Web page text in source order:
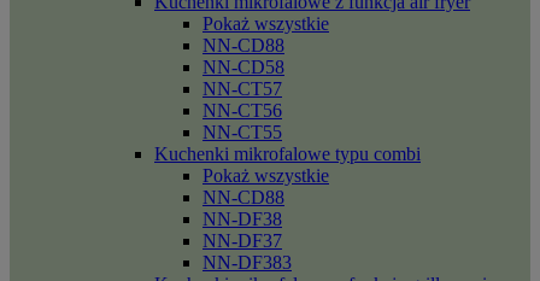
Pokaż wszystkie
NN-CD88
NN-CD58
NN-CT57
NN-CT56
NN-CT55
Kuchenki mikrofalowe typu combi
Pokaż wszystkie
NN-CD88
NN-DF38
NN-DF37
NN-DF383